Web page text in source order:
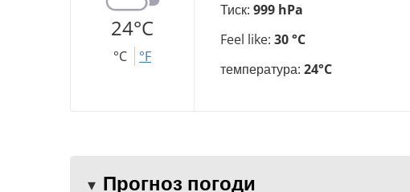
24°C
°C °F
Тиск: 999 hPa
Feel like: 30 °C
температура: 24°C
Прогноз погоди